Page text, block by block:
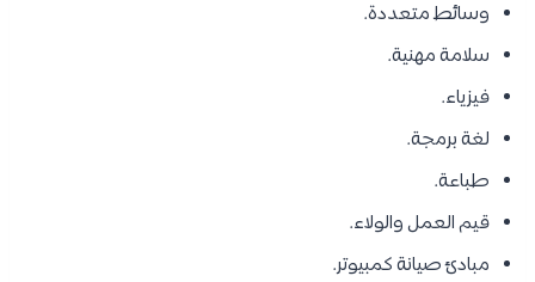
وسائط متعددة.
سلامة مهنية.
فيزياء.
لغة برمجة.
طباعة.
قيم العمل والولاء.
مبادئ صيانة كمبيوتر.